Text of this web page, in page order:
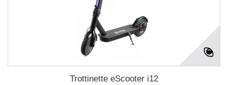
Trottinette eScooter i12